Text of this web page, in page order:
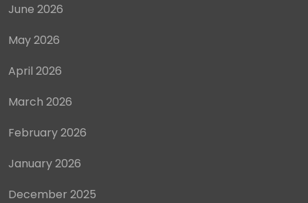
June 2026
May 2026
April 2026
March 2026
February 2026
January 2026
December 2025